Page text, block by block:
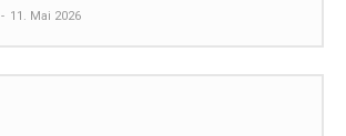
- 11. Mai 2026